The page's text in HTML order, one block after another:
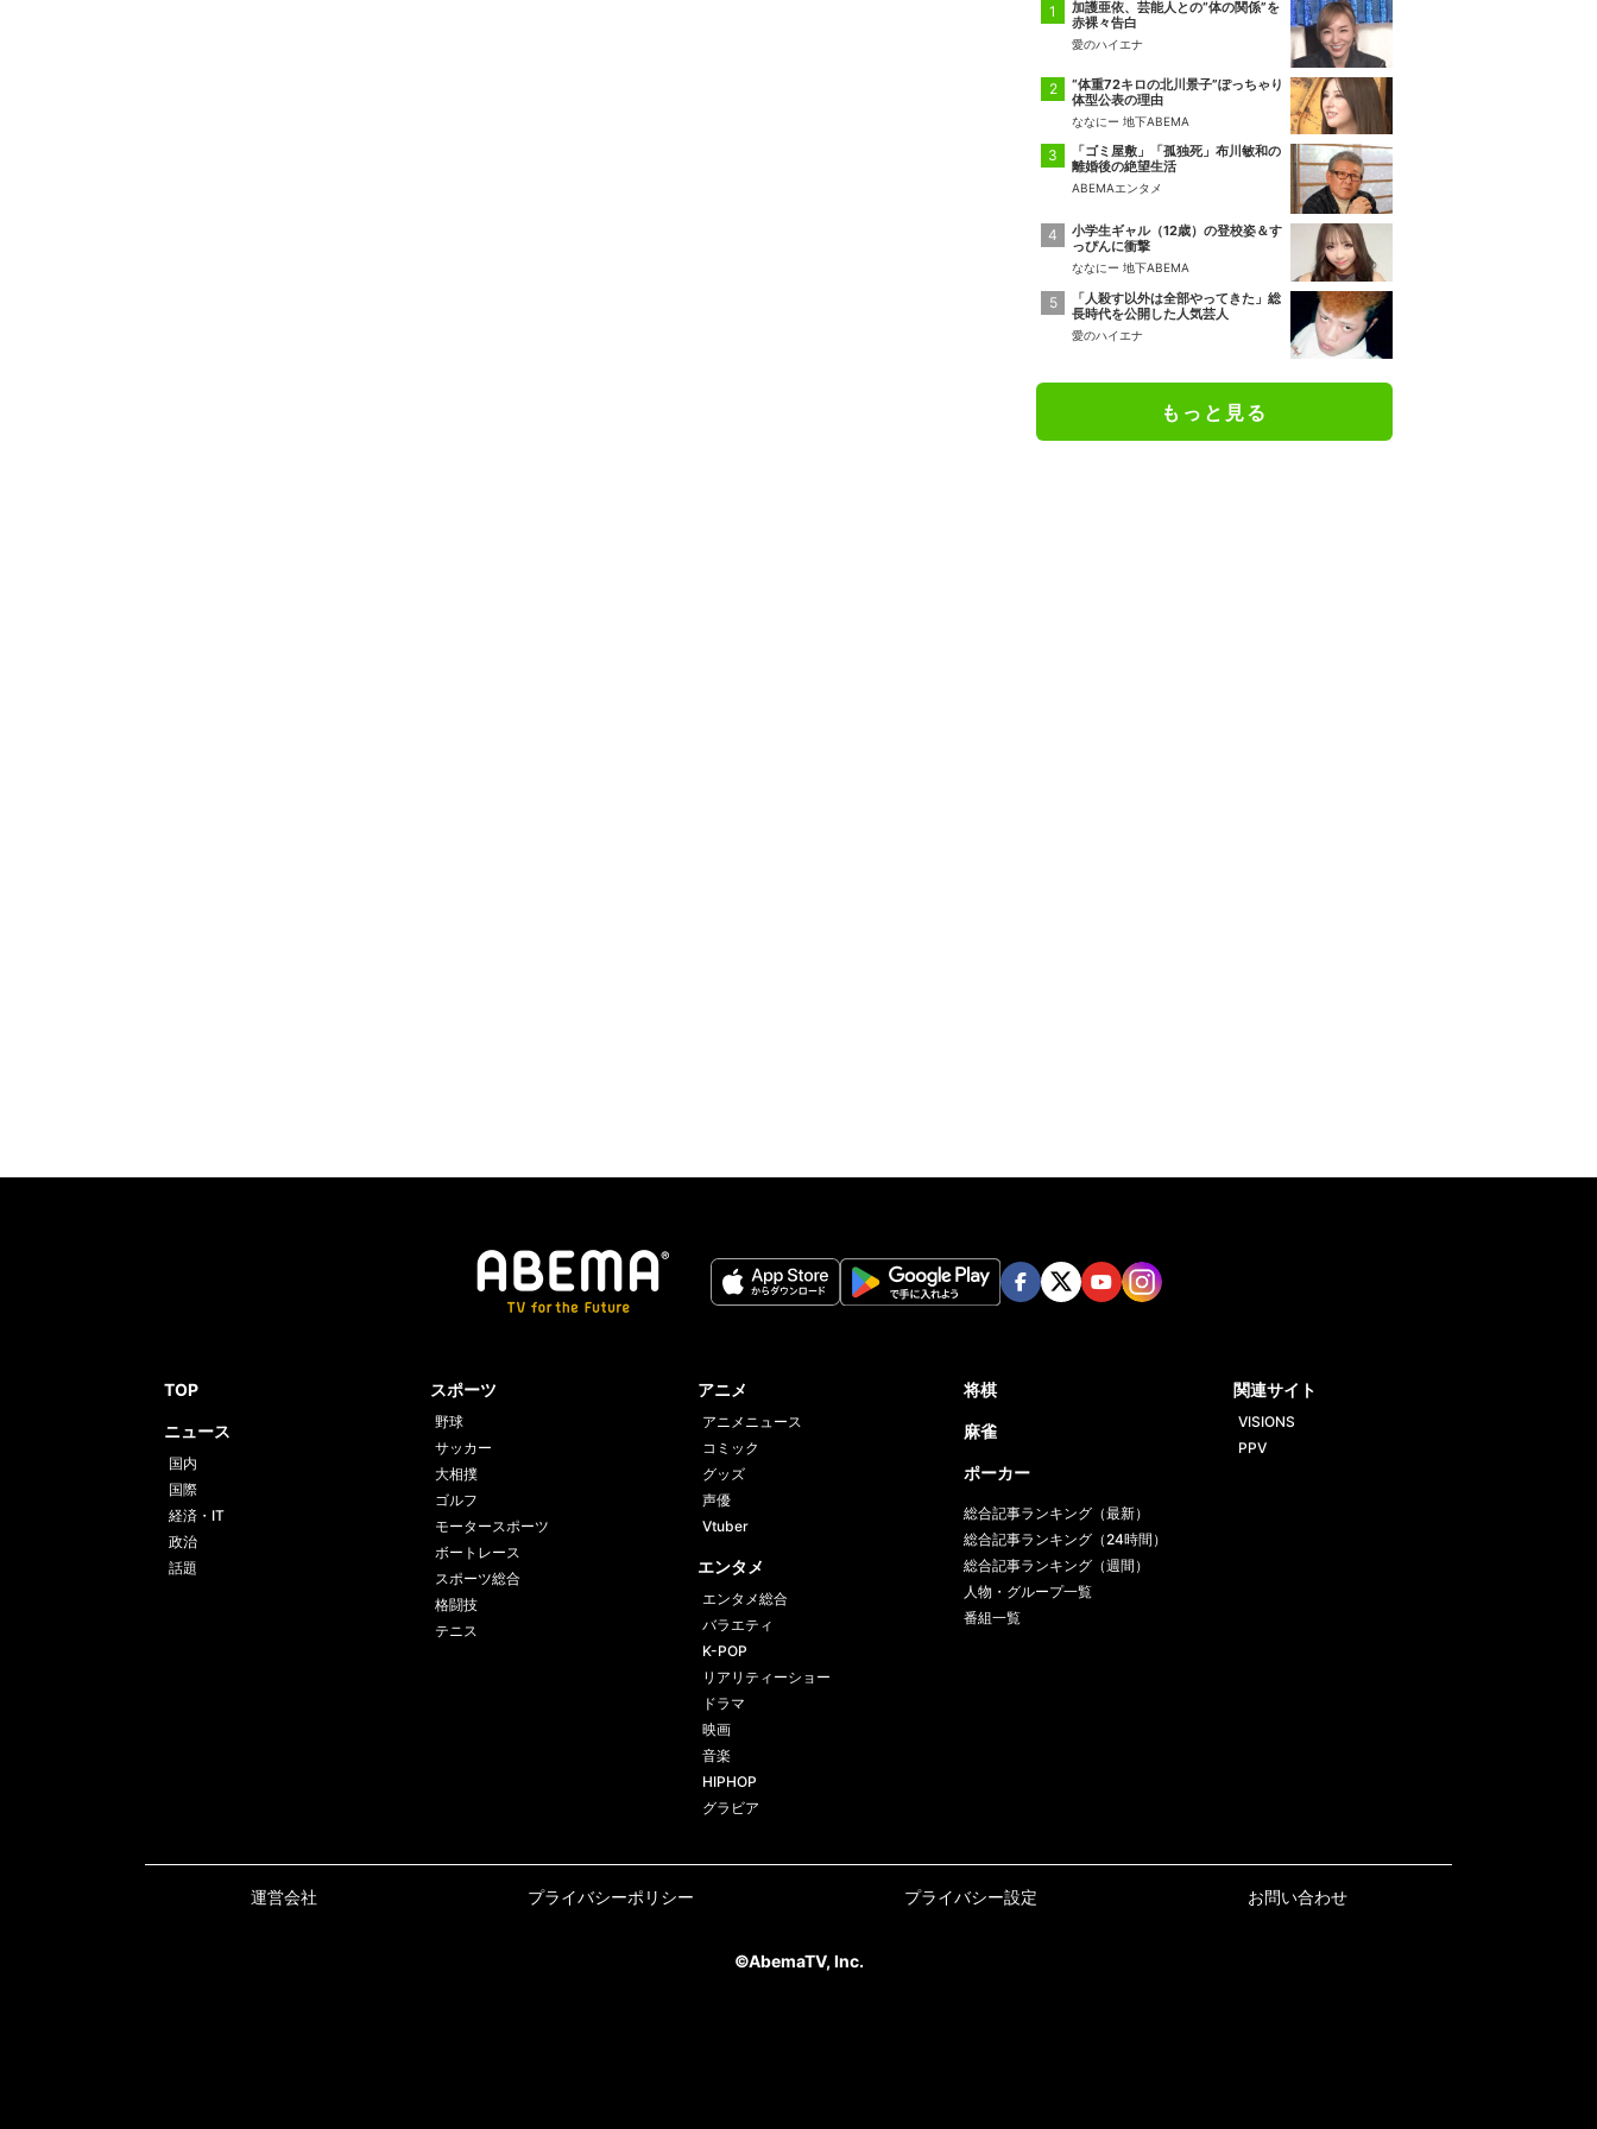
加護亜依、芸能人との“体の関係”を
赤裸々告白
愛のハイエナ
“体重72キロの北川景子”ぽっちゃり
体型公表の理由
ななにー 地下ABEMA
「ゴミ屋敷」「孤独死」布川敏和の
離婚後の絶望生活
ABEMAエンタメ
小学生ギャル（12歳）の登校姿＆す
っぴんに衝撃
ななにー 地下ABEMA
「人殺す以外は全部やってきた」総
長時代を公開した人気芸人
愛のハイエナ
もっと見る
TOP
ニュース
国内
国際
経済・IT
政治
話題
スポーツ
野球
サッカー
大相撲
ゴルフ
モータースポーツ
ボートレース
スポーツ総合
格闘技
テニス
アニメ
アニメニュース
コミック
グッズ
声優
Vtuber
エンタメ
エンタメ総合
バラエティ
K-POP
リアリティーショー
ドラマ
映画
音楽
HIPHOP
グラビア
将棋
麻雀
ポーカー
総合記事ランキング（最新）
総合記事ランキング（24時間）
総合記事ランキング（週間）
人物・グループ一覧
番組一覧
関連サイト
VISIONS
PPV
運営会社 プライバシーポリシー プライバシー設定 お問い合わせ
©AbemaTV, Inc.